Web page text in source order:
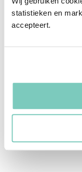
statistieken en
accepteert.
3D
✓
Ontdek
een
Vul het
snel